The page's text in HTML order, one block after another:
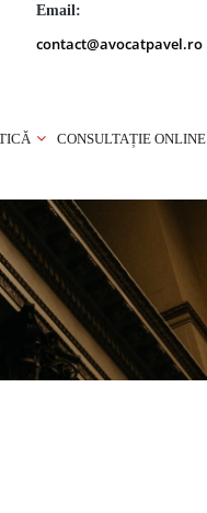
Email:
contact@avocatpavel.ro
CONSULTAȚIE ONLINE